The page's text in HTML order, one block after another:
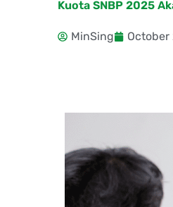
Kuota SNBP 2025
MinSing October